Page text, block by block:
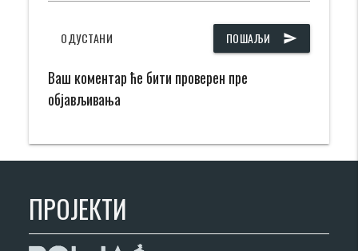
ПОШАЉИ send
ОДУСТАНИ
Ваш коментар ће бити проверен пре
објављивања
ПРОЈЕКТИ